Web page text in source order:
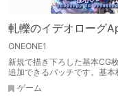
軋轢のイデオローグ
ONEONE1
新規で描き下ろした基本CG
追加できるパッチです。基
ゲーム